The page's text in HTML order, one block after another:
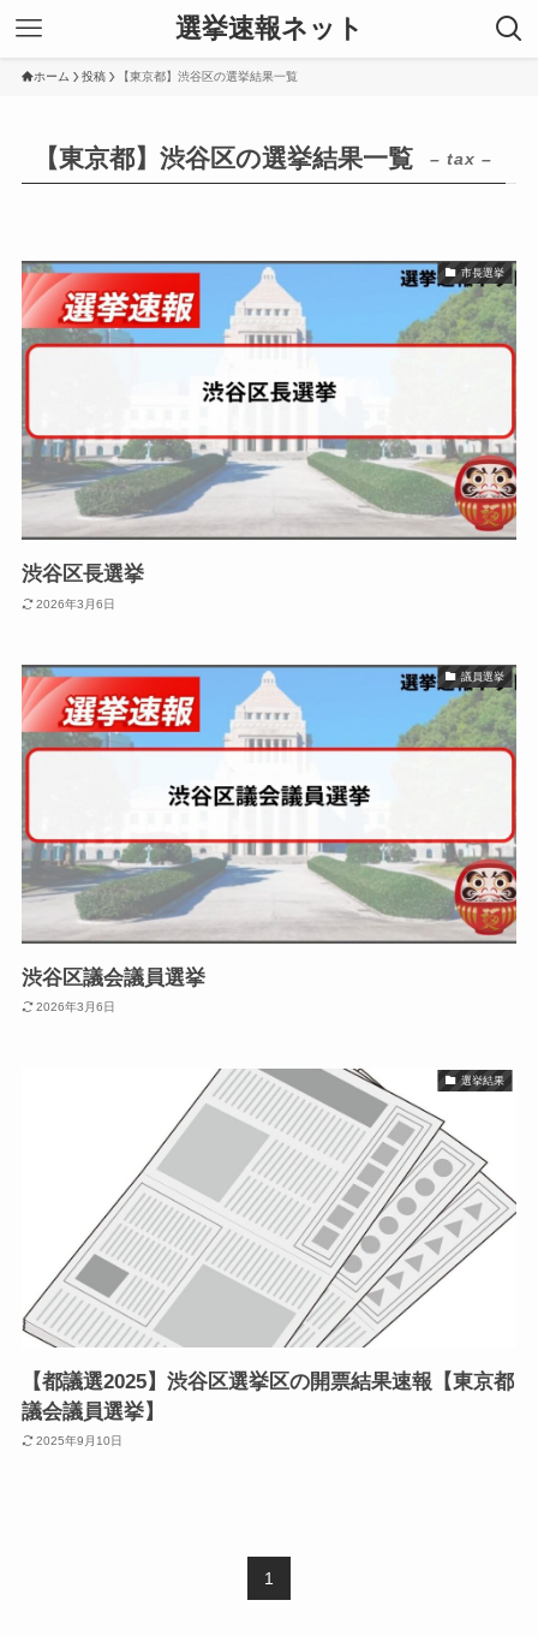
選挙速報ネット
ホーム 投稿 【東京都】渋谷区の選挙結果一覧
【東京都】渋谷区の選挙結果一覧 – tax –
市長選挙
渋谷区長選挙
2026年3月6日
議員選挙
渋谷区議会議員選挙
2026年3月6日
選挙結果
【都議選2025】渋谷区選挙区の開票結果速報【東京都
議会議員選挙】
2025年9月10日
1